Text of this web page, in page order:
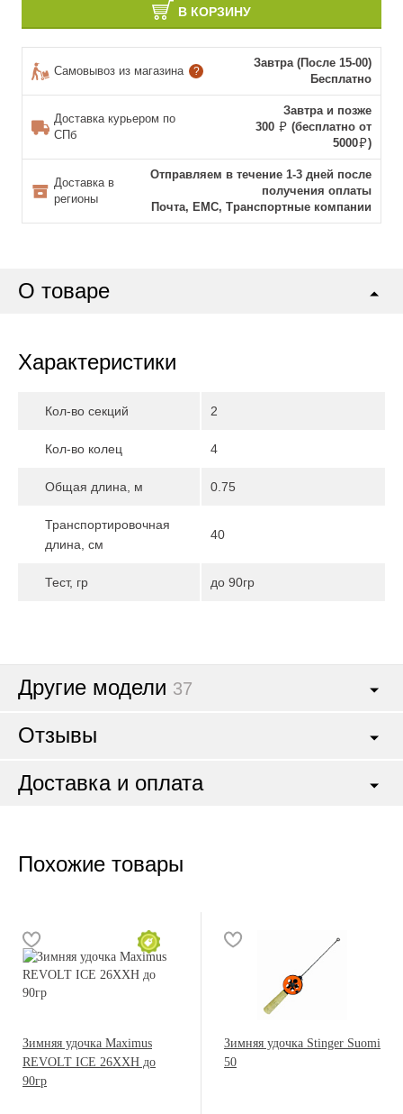
В КОРЗИНУ
Самовывоз из магазина ?
Завтра (После 15-00)
Бесплатно
Доставка курьером по
СПб
Завтра и позже
300
(бесплатно от
5000
)
Доставка в
регионы
Отправляем в течение 1-3 дней после
получения оплаты
Почта, ЕМС, Транспортные компании
О товаре
Характеристики
Кол-во секций 2
Кол-во колец 4
Общая длина, м 0.75
Транспортировочная
длина, см
40
Тест, гр до 90гр
Другие модели 37
Отзывы
Доставка и оплата
Похожие товары
Зимняя удочка Maximus
REVOLT ICE 26XXH до
90гр
Зимняя удочка Stinger Suomi
50